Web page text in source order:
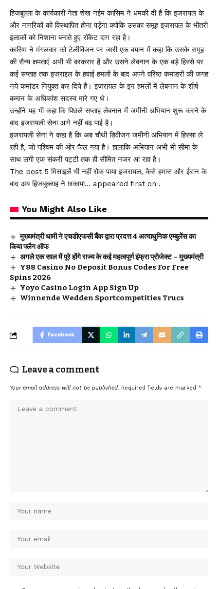
हिजबुल्ला के कार्यकारी नेता शेख नईम कासिम ने धमकी दी है कि इजरायल के
और नागरिकों को विस्थापित होना पड़ेगा क्योंकि उसका समूह इजरायल के भीतरी
इलाकों को निशाना बनाते हुए रॉकेट दाग रहा है।
कासिम ने मंगलवार को टेलीविजन पर जारी एक बयान में कहा कि उसके समूह
की सैन्य क्षमताएं अभी भी बरकरार हैं और उसने लेबनान के एक बड़े हिस्से पर
कई सप्ताह तक इजराइल के हवाई हमलों के बाद अपने वरिष्ठ कमांडरों की जगह
नये कमांडर नियुक्त कर दिये हैं। इजरायल के इन हमलों में लेबनान के शीर्ष
कमान के अधिकांश सदस्य मारे गए थे।
उन्होंने यह भी कहा कि पिछले सप्ताह लेबनान में जमीनी अभियान शुरू करने के
बाद इजरायली सेना आगे नहीं बढ़ पाई है।
इजरायली सेना ने कहा है कि अब चौथी डिवीजन जमीनी अभियान में हिस्सा ले
रही है, जो पश्चिम की ओर फैल गया है। हालांकि अभियान अभी भी सीमा के
साथ लगी एक संकरी पट्टी तक ही सीमित नजर आ रहा है।
The post 5 मिसाइलें भी नहीं रोक पाया इजरायल, कैसे हमास और ईरान के
बाद अब हिजबुल्लाह ने छकाया… appeared first on .
You Might Also Like
मुख्यमंत्री धामी ने एचडीएफसी बैंक द्वारा प्रदत्त 4 अत्याधुनिक एम्बुलेंस का
किया फ्लैग ऑफ
अगले एक साल में पूरे होंगे राज्य के कई महत्वपूर्ण इंफ्रा प्रोजेक्ट – मुख्यमंत्री
Y88 Casino No Deposit Bonus Codes For Free
Spins 2026
Yoyo Casino Login App Sign Up
Winnende Wedden Sportcompetities Trucs
Facebook
Leave a comment
Your email address will not be published. Required fields are marked *